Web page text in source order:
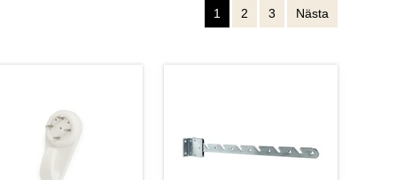
1 2 3 Nästa